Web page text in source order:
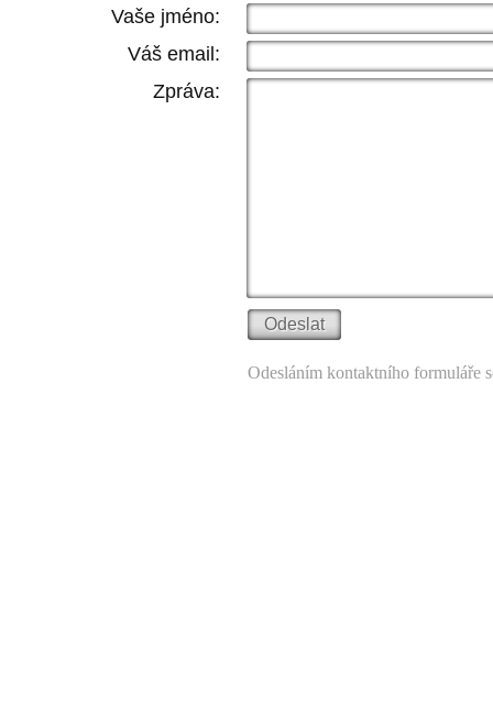
Vaše jméno:
Váš email:
Zpráva:
Odesláním kontaktního formuláře